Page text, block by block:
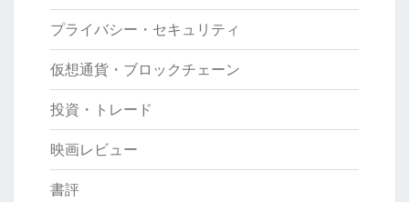
プライバシー・セキュリティ
仮想通貨・ブロックチェーン
投資・トレード
映画レビュー
書評